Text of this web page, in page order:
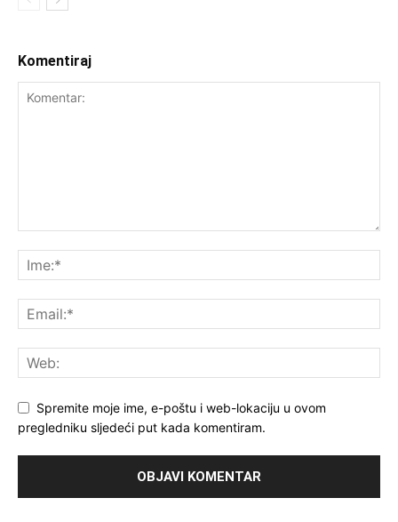
Komentiraj
Spremite moje ime, e-poštu i web-lokaciju u ovom
pregledniku sljedeći put kada komentiram.